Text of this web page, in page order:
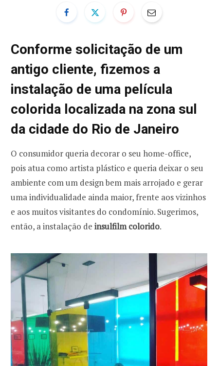
Conforme solicitação de um
antigo cliente, fizemos a
instalação de uma película
colorida localizada na zona sul
da cidade do Rio de Janeiro
O consumidor queria decorar o seu home-office,
pois atua como artista plástico e queria deixar o seu
ambiente com um design bem mais arrojado e gerar
uma individualidade ainda maior, frente aos vizinhos
e aos muitos visitantes do condomínio. Sugerimos,
então, a instalação de insulfilm colorido.